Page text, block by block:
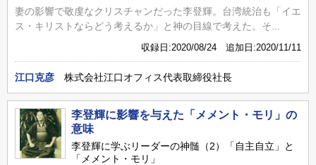
妻の影響で敬虔なクリスチャンだった李登輝。台湾統治も「イエ
ス・キリストならどう考えるか」と神の目線で考えた。そ...
収録日:2020/08/24 追加日:2020/11/11
江口克彦 株式会社江口オフィス代表取締役社長
李登輝に影響を与えた「メメント・モリ」の
意味
李登輝に学ぶリーダーの神髄（2）「自主自立」と
「メメント・モリ」